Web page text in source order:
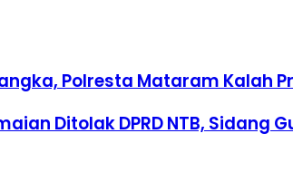
Polresta Mataram Kalah
Ditolak DPRD NTB, Sidang